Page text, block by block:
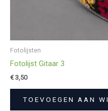
Fotolijsten
Fotolijst Gitaar 3
€3,50
TOEVOEGEN AAN